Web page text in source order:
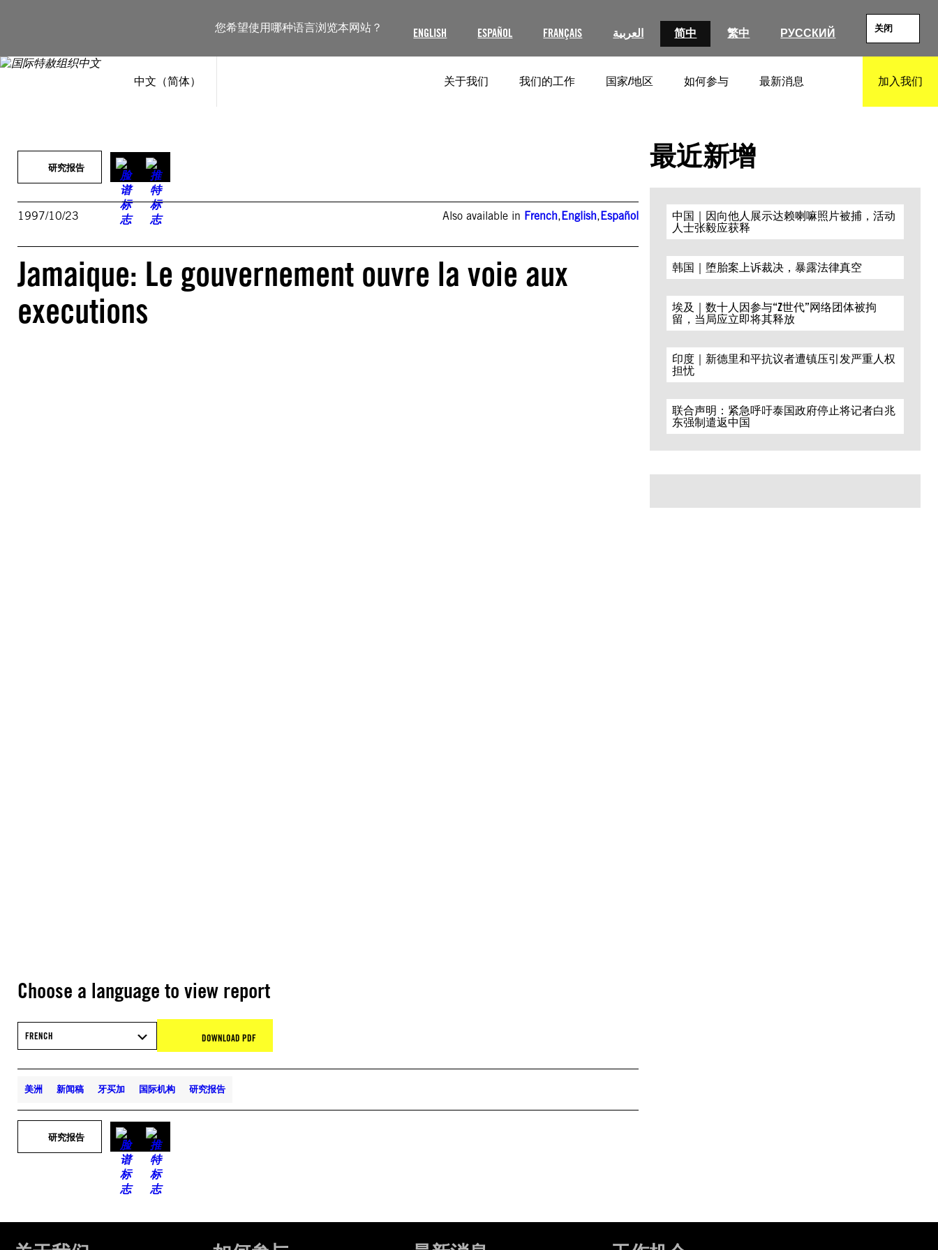
您希望使用哪种语言浏览本网站？ ENGLISH ESPAÑOL FRANÇAIS العربية 简中 繁中 РУССКИЙ 关闭
中文（简体） 关于我们 我们的工作 国家/地区 如何参与 最新消息 加入我们
研究报告
1997/10/23 Also available in French,English,Español
Jamaique: Le gouvernement ouvre la voie aux
executions
Choose a language to view report
FRENCH DOWNLOAD PDF
美洲 新闻稿 牙买加 国际机构 研究报告
研究报告
最近新增
中国｜因向他人展示达赖喇嘛照片被捕，活动
人士张毅应获释
韩国｜堕胎案上诉裁决，暴露法律真空
埃及｜数十人因参与“Z世代”网络团体被拘
留，当局应立即将其释放
印度｜新德里和平抗议者遭镇压引发严重人权
担忧
联合声明：紧急呼吁泰国政府停止将记者白兆
东强制遣返中国